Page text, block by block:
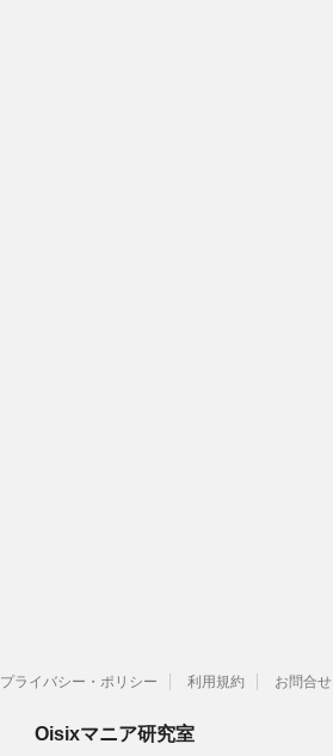
プライバシー・ポリシー 利用規約 お問合せ
Oisixマニア研究室